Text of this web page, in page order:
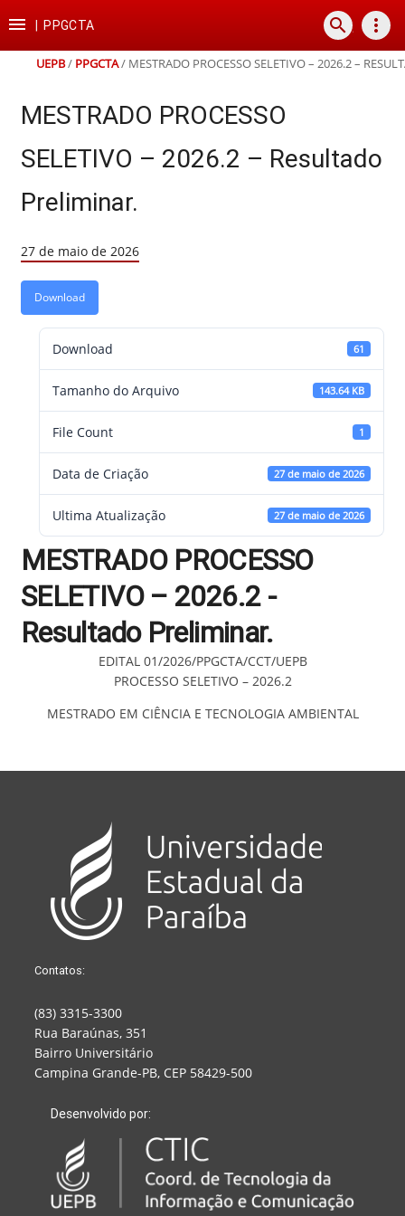
para
conteúdo
para
para
para
rodapé
 PPGCTA search more_vert
UEPB/ PPGCTA/ MESTRADO PROCESSO SELETIVO – 2026.2 –
MESTRADO PROCESSO
SELETIVO – 2026.2 – Resultado
Preliminar.
27 de maio de 2026
Download
Download 61
Tamanho do Arquivo 143.64 KB
File Count 1
Data de Criação 27 de maio de 2026
Ultima Atualização 27 de maio de 2026
MESTRADO PROCESSO
SELETIVO – 2026.2 -
Resultado Preliminar.
EDITAL 01/2026/PPGCTA/CCT/UEPB
PROCESSO SELETIVO – 2026.2
MESTRADO EM CIÊNCIA E TECNOLOGIA AMBIENTAL
Contatos:
(83) 3315-3300
Rua Baraúnas, 351
Bairro Universitário
Campina Grande-PB, CEP 58429-500
Desenvolvido por: